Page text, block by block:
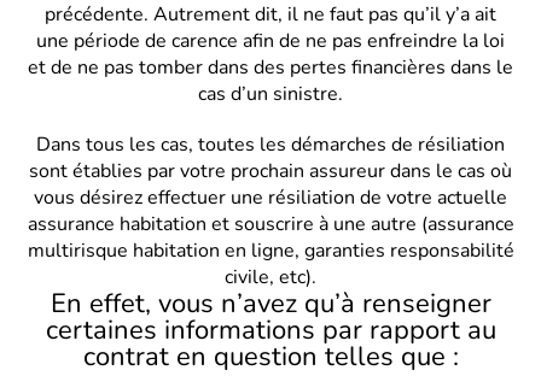
précédente. Autrement dit, il ne faut pas qu’il y’a ait
une période de carence afin de ne pas enfreindre la loi
et de ne pas tomber dans des pertes financières dans le
cas d’un sinistre.
Dans tous les cas, toutes les démarches de résiliation
sont établies par votre prochain assureur dans le cas où
vous désirez effectuer une résiliation de votre actuelle
assurance habitation et souscrire à une autre (assurance
multirisque habitation en ligne, garanties responsabilité
civile, etc).
En effet, vous n’avez qu’à renseigner
certaines informations par rapport au
contrat en question telles que :